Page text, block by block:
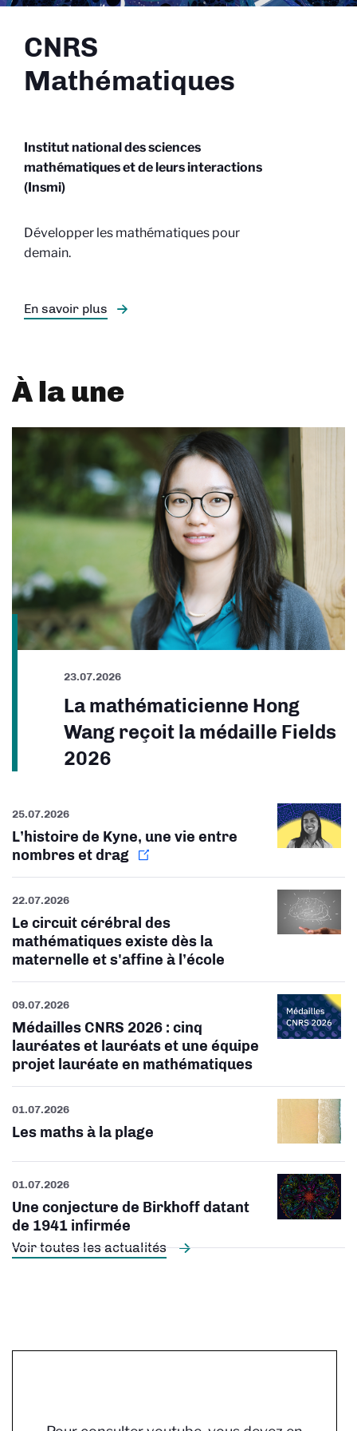
CNRS
Mathématiques
Institut national des sciences
mathématiques et de leurs interactions
(Insmi)
Développer les mathématiques pour
demain.
En savoir plus
À la une
Voir toutes les actualités
23.07.2026
La mathématicienne Hong
Wang reçoit la médaille Fields
2026
25.07.2026
L’histoire de Kyne, une vie entre
nombres et drag
22.07.2026
Le circuit cérébral des
mathématiques existe dès la
maternelle et s'affine à l’école
09.07.2026
Médailles CNRS 2026 : cinq
lauréates et lauréats et une équipe
projet lauréate en mathématiques
01.07.2026
Les maths à la plage
01.07.2026
Une conjecture de Birkhoff datant
de 1941 infirmée